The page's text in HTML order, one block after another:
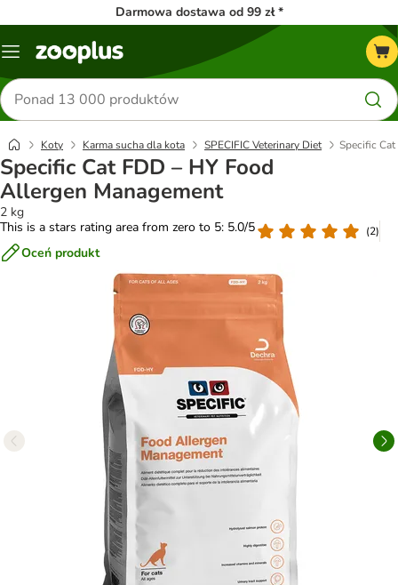
Darmowa dostawa od 99 zł *
Menu
Szukaj
produktów
Koty Karma sucha dla kota SPECIFIC Veterinary Diet Specific
Specific Cat FDD – HY Food
Allergen Management
2 kg
This is a stars rating area from zero to 5: 5.0/5
(2)
Oceń produkt